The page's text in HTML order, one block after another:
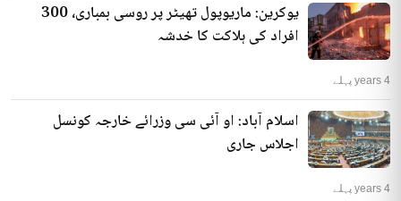
یوکرین: ماریوپول تھیٹر پر روسی بمباری، 300
افراد کی ہلاکت کا خدشہ
4 years پہلے
اسلام آباد: او آئی سی وزرائے خارجہ کونسل
اجلاس جاری
4 years پہلے